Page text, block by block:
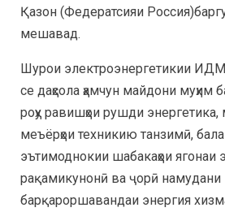
Қазон (Федератсияи
мешавад.
Шурои электроэнергетикии ИДМ
се даҳсола ҳамчун майдони
роҳу равишҳои рушди энергетика,
меъёрҳои техникию танзимӣ,
эътимоднокии шабакаҳои ягонаи
рақамикунонӣ ва ҷорӣ намудани
барқароршавандаи энергия